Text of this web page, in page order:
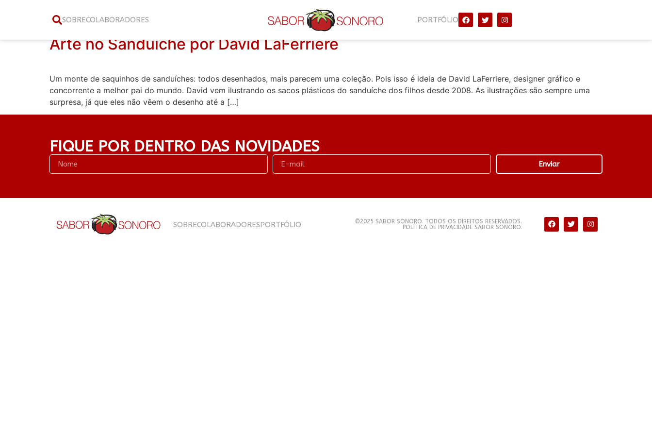
SOBRECOLABORADORES PORTFÓLIO
Categoria:
Arte no Sanduíche por David LaFerriere
Um monte de saquinhos de sanduíches: todos desenhados, mais parecem uma coleção. Pois isso é ideia de David LaFerriere, designer gráfico e
concorrente a melhor pai do mundo. David vem ilustrando os sacos plásticos do sanduíche dos filhos desde 2008. As ilustrações são sempre uma
surpresa, já que eles não vêem o desenho até a […]
FIQUE POR DENTRO DAS NOVIDADES
Enviar
SOBRECOLABORADORESPORTFÓLIO
©2025 SABOR SONORO. TODOS OS DIREITOS RESERVADOS.
POLÍTICA DE PRIVACIDADE SABOR SONORO.